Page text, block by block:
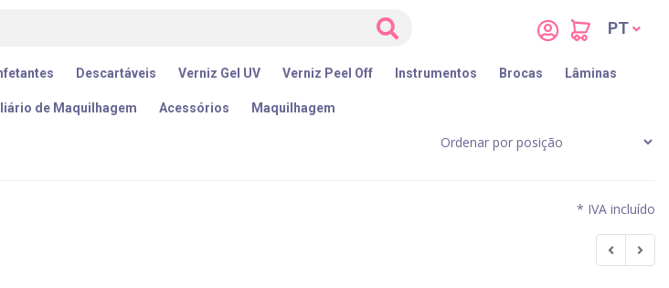
PT
Descartáveis Verniz Gel UV Verniz Peel Off Instrumentos Brocas Lâminas
de Maquilhagem Acessórios Maquilhagem
* IVA incluído